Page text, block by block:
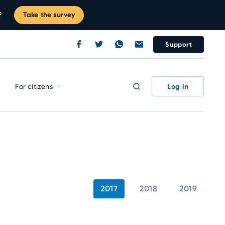
Take the survey
Support
For citizens Log in
2017 2018 2019